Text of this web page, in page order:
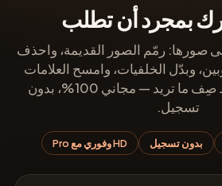
بمجرد أن تطلب
صورها: رمّم الصور القديمة، واحذف
وبدّل الخلفيات، وامسح العلامات
المائية والمزيد. فقط صِف ما تريد — مجاني 100%، بدون
تسجيل.
بدون تسجيل HD وفوري مع Pro